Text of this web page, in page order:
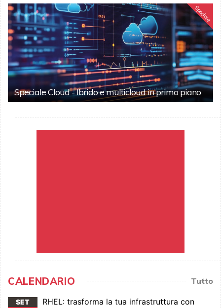
Speciale
Speciale Cloud - Ibrido e multicloud in primo piano
CALENDARIO Tutto
SET
RHEL: trasforma la tua infrastruttura con